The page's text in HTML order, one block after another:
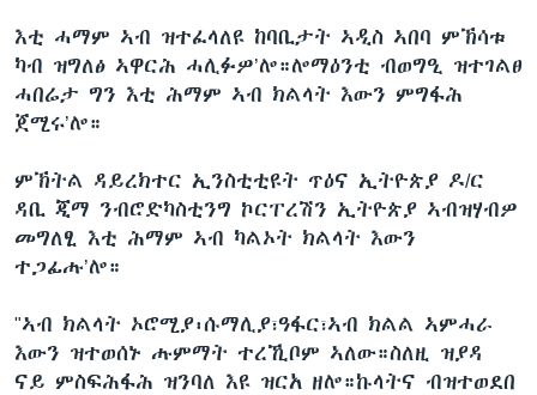
እቲ ሓማም ኣብ ዝተፈላለዩ ከባቢታት ኣዲስ ኣበባ ምኽሳቱ
ካብ ዝግለፅ ኣዋርሕ ሓሊፉዎ’ሎ።ሎማዕንቲ ብወግዒ ዝተገልፀ
ሓበሬታ ግን እቲ ሕማም ኣብ ክልላት እውን ምግፋሕ
ጀሚሩ’ሎ።
ምኽትል ዳይረክተር ኢንስቲቲዩት ጥዕና ኢትዮጵያ ዶ/ር
ዳቢ ጂማ ንብሮድካስቲንግ ኮርፐረሽን ኢትዮጵያ ኣብዝሃብዎ
መግለፂ እቲ ሕማም ኣብ ካልኦት ክልላት እውን
ተጋፊሑ’ሎ።
"ኣብ ክልላት ኦሮሚያ፡ሱማሊያ፣ዓፋር፣ኣብ ክልል ኣምሓራ
እውን ዝተወሰኑ ሑምማት ተረኺቦም ኣለው።ስለዚ ዝያዳ
ናይ ምስፍሕፋሕ ዝንባለ እዩ ዝርአ ዘሎ።ኩላትና ብዝተወደበ